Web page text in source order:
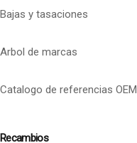
Bajas y tasaciones
Arbol de marcas
Catalogo de referencias OEM
Recambios